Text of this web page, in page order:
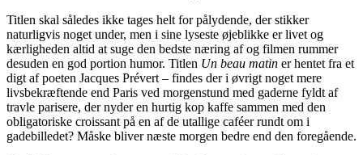
Titlen skal således ikke tages helt for pålydende, der stikker
naturligvis noget under, men i sine lyseste øjeblikke er livet og
kærligheden altid at suge den bedste næring af og filmen rummer
desuden en god portion humor. Titlen Un beau matin er hentet fra et
digt af poeten Jacques Prévert – findes der i øvrigt noget mere
livsbekræftende end Paris ved morgenstund med gaderne fyldt af
travle parisere, der nyder en hurtig kop kaffe sammen med den
obligatoriske croissant på en af de utallige caféer rundt om i
gadebilledet? Måske bliver næste morgen bedre end den foregående.